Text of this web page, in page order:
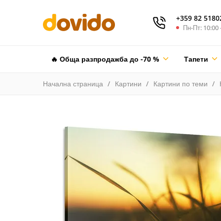
+359 82
Пн-Пт: 10:00
🔥 Обща разпродажба до -70 % Тапети
Начална страница Картини Картини по теми